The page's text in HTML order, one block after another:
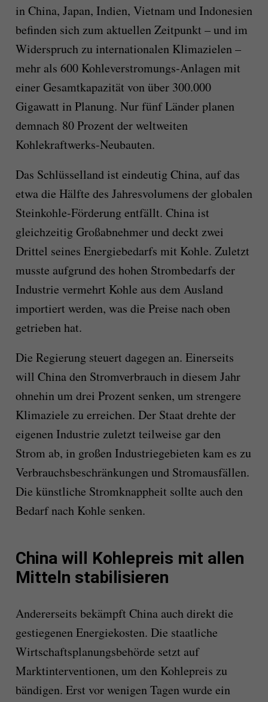
in China, Japan, Indien, Vietnam und Indonesien
befinden sich zum aktuellen Zeitpunkt – und im
Widerspruch zu internationalen Klimazielen –
mehr als 600 Kohleverstromungs-Anlagen mit
einer Gesamtkapazität von über 300.000
Gigawatt in Planung. Nur fünf Länderplanen
demnach 80 Prozent der weltweiten
Kohlekraftwerks-Neubauten.
Das Schlüsselland ist eindeutig China, auf das
etwa die Hälfte des Jahresvolumens der globalen
Steinkohle-Förderung entfällt. China ist
gleichzeitig Großabnehmer unddeckt zwei
Drittel seines Energiebedarfs mit Kohle. Zuletzt
musste aufgrund des hohen Strombedarfs der
Industrie vermehrt Kohle aus dem Ausland
importiert werden, was die Preise nach oben
getrieben hat.
Die Regierung steuert dagegen an. Einerseits
will China den Stromverbrauch in diesem Jahr
ohnehin um drei Prozent senken, um strengere
Klimaziele zu erreichen. Der Staat drehte der
eigenen Industrie zuletzt teilweise gar den
Strom ab, in großen Industriegebieten kam es zu
Verbrauchsbeschränkungen und Stromausfällen.
Die künstliche Stromknappheit sollte auch den
Bedarf nach Kohle senken.
China will Kohlepreis mit allen
Mitteln stabilisieren
Andererseits bekämpft China auch direkt die
gestiegenen Energiekosten. Die staatliche
Wirtschaftsplanungsbehörde setzt auf
Marktinterventionen, um den Kohlepreis zu
bändigen. Erst vor wenigen Tagen wurde ein